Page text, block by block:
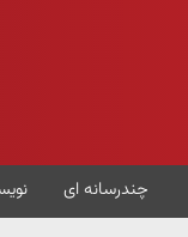
چندرسانه ای